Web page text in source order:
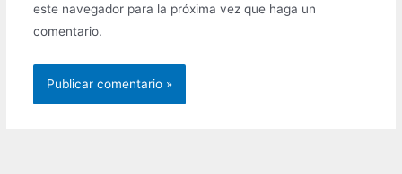
este navegador para la próxima vez que haga un
comentario.